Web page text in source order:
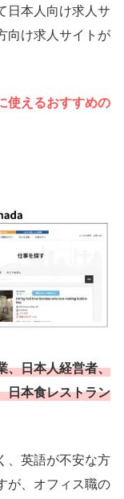
日本人向け求人サ
向け求人サイトが
使えるおすすめの
、日本人経営者、
日本食レストラン
、英語が不安な方
が、オフィス職の